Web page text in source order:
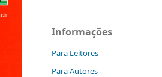
Informações
Para Leitores
Para Autores